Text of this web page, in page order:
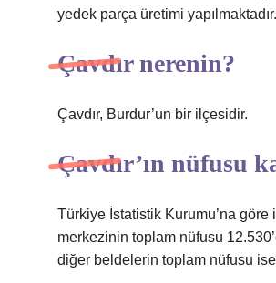
yedek parça üretimi yapılmaktadır.
Çavdır nerenin?
Çavdır, Burdur’un bir ilçesidir.
Çavdır’ın nüfusu
Türkiye İstatistik Kurumu’na göre
merkezinin toplam nüfusu
diğer beldelerin toplam nüfusu ise